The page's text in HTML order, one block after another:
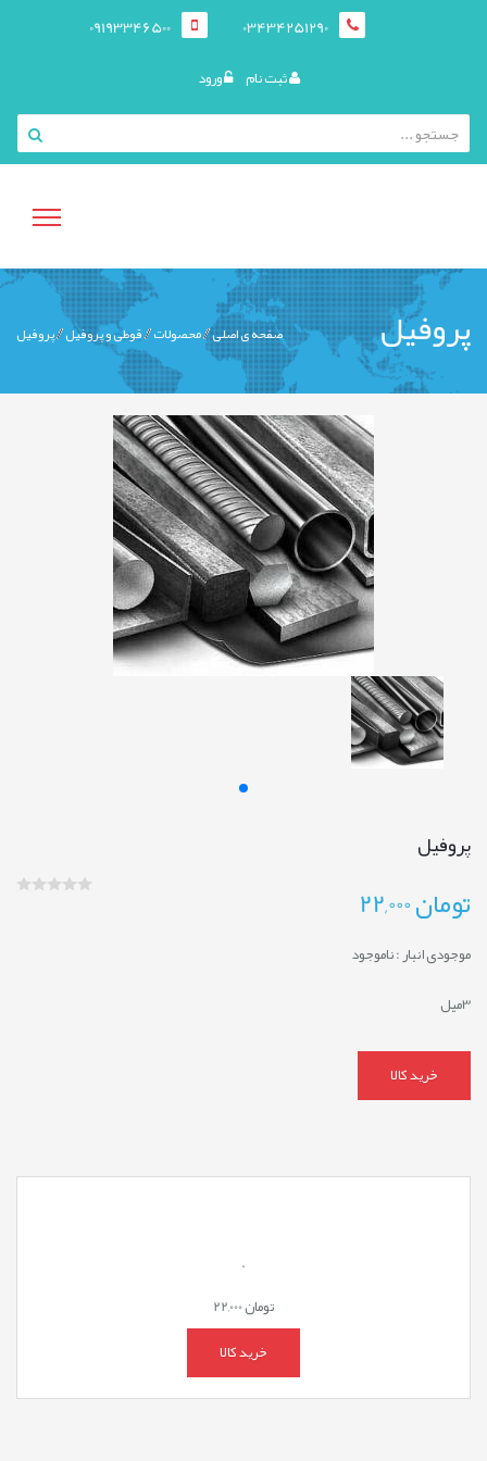
03434251290
09193346500
ثبت نام ورود
منوی
کاربری
پروفیل صفحه ی اصلی محصولات قوطی و پروفيل پروفیل
پروفیل
تومان
موجودی انبار :ناموجود
3میل
خرید کالا
.
تومان
خرید کالا